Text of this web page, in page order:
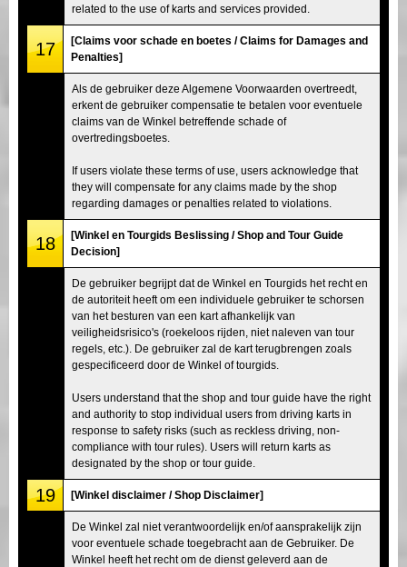
related to the use of karts and services provided.
17
[Claims voor schade en boetes / Claims for Damages and
Penalties]
Als de gebruiker deze Algemene Voorwaarden overtreedt,
erkent de gebruiker compensatie te betalen voor eventuele
claims van de Winkel betreffende schade of
overtredingsboetes.
If users violate these terms of use, users acknowledge that
they will compensate for any claims made by the shop
regarding damages or penalties related to violations.
18
[Winkel en Tourgids Beslissing / Shop and Tour Guide
Decision]
De gebruiker begrijpt dat de Winkel en Tourgids het recht en
de autoriteit heeft om een individuele gebruiker te schorsen
van het besturen van een kart afhankelijk van
veiligheidsrisico's (roekeloos rijden, niet naleven van tour
regels, etc.). De gebruiker zal de kart terugbrengen zoals
gespecificeerd door de Winkel of tourgids.
Users understand that the shop and tour guide have the right
and authority to stop individual users from driving karts in
response to safety risks (such as reckless driving, non-
compliance with tour rules). Users will return karts as
designated by the shop or tour guide.
19 [Winkel disclaimer / Shop Disclaimer]
De Winkel zal niet verantwoordelijk en/of aansprakelijk zijn
voor eventuele schade toegebracht aan de Gebruiker. De
Winkel heeft het recht om de dienst geleverd aan de